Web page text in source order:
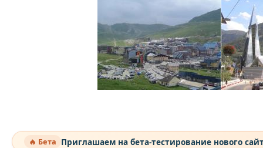
🔥 Бета Приглашаем на бета-тестирование нового